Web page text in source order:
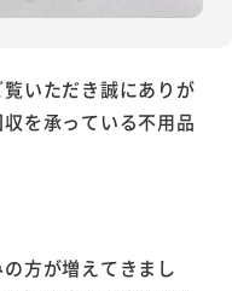
いただき誠にありが
を承っている不用品
方が増えてきまし